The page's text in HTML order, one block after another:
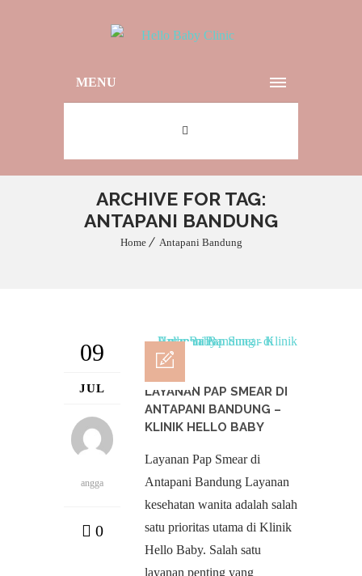
MENU
ARCHIVE FOR TAG:
ANTAPANI BANDUNG
Home Antapani Bandung
09
JUL
angga
0
LAYANAN PAP SMEAR DI
ANTAPANI BANDUNG –
KLINIK HELLO BABY
Layanan Pap Smear di
Antapani Bandung Layanan
kesehatan wanita adalah salah
satu prioritas utama di Klinik
Hello Baby. Salah satu
layanan penting yang